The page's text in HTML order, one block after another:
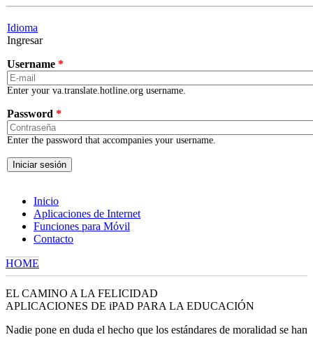
Idioma
Ingresar
Username *
Enter your va.translate.hotline.org username.
Password *
Enter the password that accompanies your username.
Inicio
Aplicaciones de Internet
Funciones para Móvil
Contacto
YOU ARE HERE
HOME
EL CAMINO A LA FELICIDAD
APLICACIONES DE iPAD PARA LA EDUCACIÓN
Nadie pone en duda el hecho que los estándares de moralidad se han